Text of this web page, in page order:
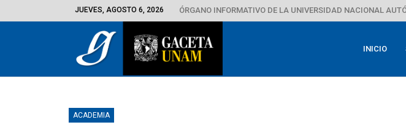
JUEVES, AGOSTO 6, 2026 ÓRGANO INFORMATIVO DE LA UNIVERSIDAD NACIONAL
INICIO
ACADEMIA